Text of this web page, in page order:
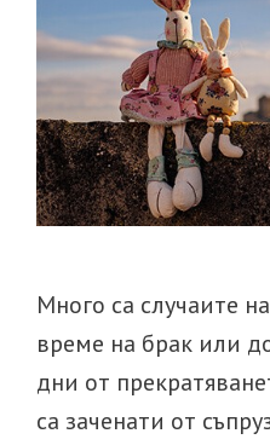
Много са случаите
време на брак или
дни от
са заченати от